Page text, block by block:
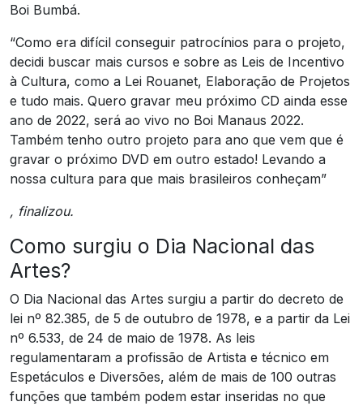
Boi Bumbá.
“Como era difícil conseguir patrocínios para o projeto,
decidi buscar mais cursos e sobre as Leis de Incentivo
à Cultura, como a Lei Rouanet, Elaboração de Projetos
e tudo mais. Quero gravar meu próximo CD ainda esse
ano de 2022, será ao vivo no Boi Manaus 2022.
Também tenho outro projeto para ano que vem que é
gravar o próximo DVD em outro estado! Levando a
nossa cultura para que mais brasileiros conheçam”
, finalizou.
Como surgiu o Dia Nacional das
Artes?
O Dia Nacional das Artes surgiu a partir do decreto de
lei nº 82.385, de 5 de outubro de 1978, e a partir da Lei
nº 6.533, de 24 de maio de 1978. As leis
regulamentaram a profissão de Artista e técnico em
Espetáculos e Diversões, além de mais de 100 outras
funções que também podem estar inseridas no que